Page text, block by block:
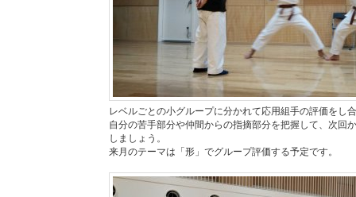
レベルごとの小グループに分かれて応用組手の評価をし
自分の苦手部分や仲間からの指摘部分を把握して、次回
しましょう。
来月のテーマは「形」でグループ評価する予定です。